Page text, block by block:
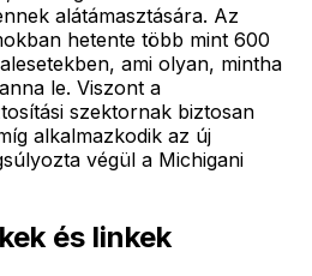
alátámasztására. Az
hetente több mint 600
ami olyan, mintha
le. Viszont a
szektornak biztosan
alkalmazkodik az új
végül a Michigani
és linkek